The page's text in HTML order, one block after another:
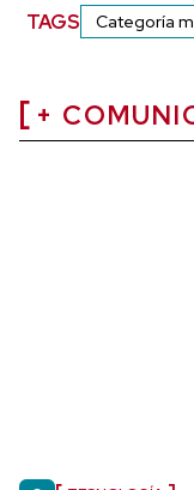
TAGS Categoría
+